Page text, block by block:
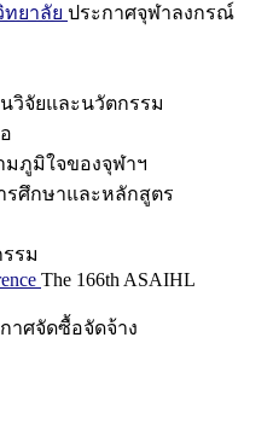
ยาลัย ประกาศจุฬาลงกรณ์
วิจัยและนวัตกรรม
มภูมิใจของจุฬาฯ
รศึกษาและหลักสูตร
รม
The 166th ASAIHL
าศจัดซื้อจัดจ้าง